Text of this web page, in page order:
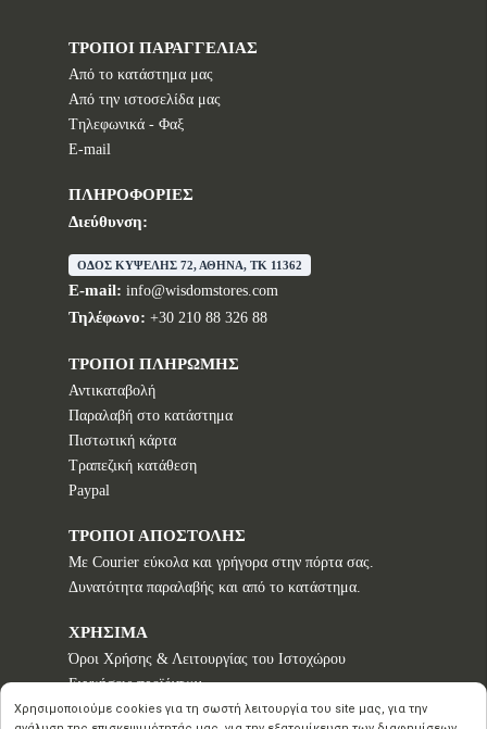
ΤΡΟΠΟΙ ΠΑΡΑΓΓΕΛΙΑΣ
Από το κατάστημα μας
Από την ιστοσελίδα μας
Tηλεφωνικά - Φαξ
E-mail
ΠΛΗΡΟΦΟΡΙΕΣ
Διεύθυνση:
ΟΔΟΣ ΚΥΨΕΛΗΣ 72, ΑΘΗΝΑ, TK 11362
E-mail: info@wisdomstores.com
Τηλέφωνο: +30 210 88 326 88
ΤΡΟΠΟΙ ΠΛΗΡΩΜΗΣ
Αντικαταβολή
Παραλαβή στο κατάστημα
Πιστωτική κάρτα
Τραπεζική κατάθεση
Paypal
ΤΡΟΠΟΙ ΑΠΟΣΤΟΛΗΣ
Με Courier εύκολα και γρήγορα στην πόρτα σας.
Δυνατότητα παραλαβής και από το κατάστημα.
ΧΡΗΣΙΜΑ
Όροι Χρήσης & Λειτουργίας του Ιστοχώρου
Εγγυήσεις προϊόντων
Τρόποι παραγγελίας
Χρησιμοποιούμε cookies για τη σωστή λειτουργία του site μας, για την